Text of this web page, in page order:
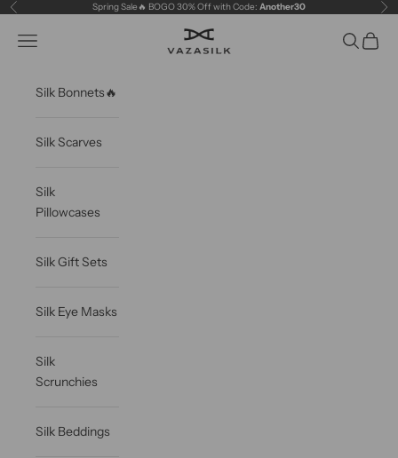
Skip to content
Previous Spring Sale🔥 BOGO 30% Off with Code: Another30
VAZASILK
Open navigation menu OpenOpen
Silk Bonnets🔥
Silk Scarves
Silk
Pillowcases
Silk Gift Sets
Silk Eye Masks
Silk
Scrunchies
Silk Beddings